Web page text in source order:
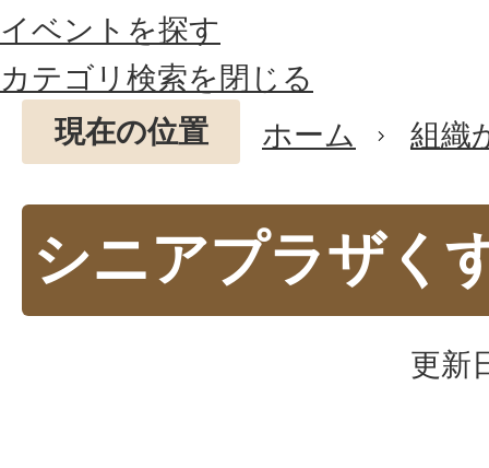
イベントを探す
カテゴリ検索を閉じる
現在の位置
ホーム 組織
シニアプラザく
更新